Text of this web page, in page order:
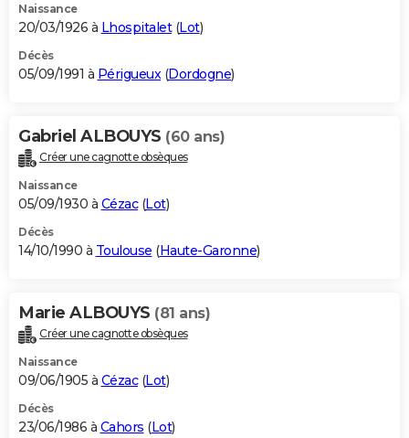
Naissance
20/03/1926 à Lhospitalet(Lot)
Décès
05/09/1991 à Périgueux(Dordogne)
Gabriel ALBOUYS (60 ans)
Créer une cagnotte obsèques
Naissance
05/09/1930 à Cézac(Lot)
Décès
14/10/1990 à Toulouse (Haute-Garonne)
Marie ALBOUYS (81 ans)
Créer une cagnotte obsèques
Naissance
09/06/1905 à Cézac(Lot)
Décès
23/06/1986 à Cahors (Lot)